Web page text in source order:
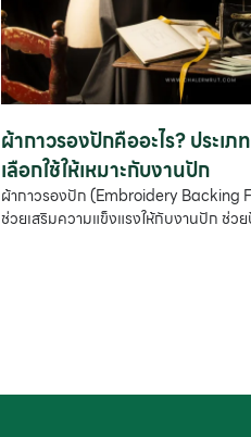
ผ้ากาวรองปักคืออะไร? ประเ
เลือกใช้ให้เหมาะกับงานปัก
ผ้ากาวรองปัก (Embroidery Backing
ช่วยเสริมความแข็งแรงให้กับงานปัก ช่ว